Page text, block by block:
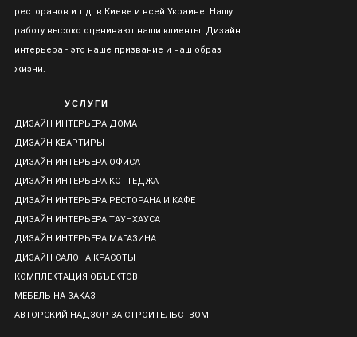
ресторанов и т.д. в Киеве и всей Украине. Нашу
работу высоко оценивают наши клиенты. Дизайн
интерьера - это наше призвание и наш образ
жизни.
УСЛУГИ
ДИЗАЙН ИНТЕРЬЕРА ДОМА
ДИЗАЙН КВАРТИРЫ
ДИЗАЙН ИНТЕРЬЕРА ОФИСА
ДИЗАЙН ИНТЕРЬЕРА КОТТЕДЖА
ДИЗАЙН ИНТЕРЬЕРА РЕСТОРАНА И КАФЕ
ДИЗАЙН ИНТЕРЬЕРА ТАУНХАУСА
ДИЗАЙН ИНТЕРЬЕРА МАГАЗИНА
ДИЗАЙН САЛОНА КРАСОТЫ
КОМПЛЕКТАЦИЯ ОБЪЕКТОВ
МЕБЕЛЬ НА ЗАКАЗ
АВТОРСКИЙ НАДЗОР ЗА СТРОИТЕЛЬСТВОМ